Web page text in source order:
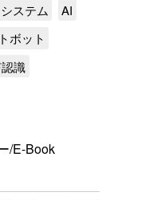
ステム
AI
ボット
識
/E-Book